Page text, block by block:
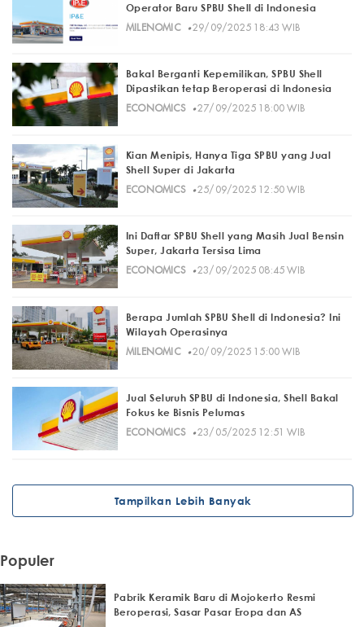
Operator Baru SPBU Shell di Indonesia
MILENOMIC· 29/09/2025 18:43 WIB
Bakal Berganti Kepemilikan, SPBU Shell
Dipastikan tetap Beroperasi di Indonesia
ECONOMICS· 27/09/2025 18:00 WIB
Kian Menipis, Hanya Tiga SPBU yang Jual
Shell Super di Jakarta
ECONOMICS· 25/09/2025 12:50 WIB
Ini Daftar SPBU Shell yang Masih Jual Bensin
Super, Jakarta Tersisa Lima
ECONOMICS· 23/09/2025 08:45 WIB
Berapa Jumlah SPBU Shell di Indonesia? Ini
Wilayah Operasinya
MILENOMIC· 20/09/2025 15:00 WIB
Jual Seluruh SPBU di Indonesia, Shell Bakal
Fokus ke Bisnis Pelumas
ECONOMICS· 23/05/2025 12:51 WIB
Tampilkan Lebih Banyak
Populer
Pabrik Keramik Baru di Mojokerto Resmi
Beroperasi, Sasar Pasar Eropa dan AS